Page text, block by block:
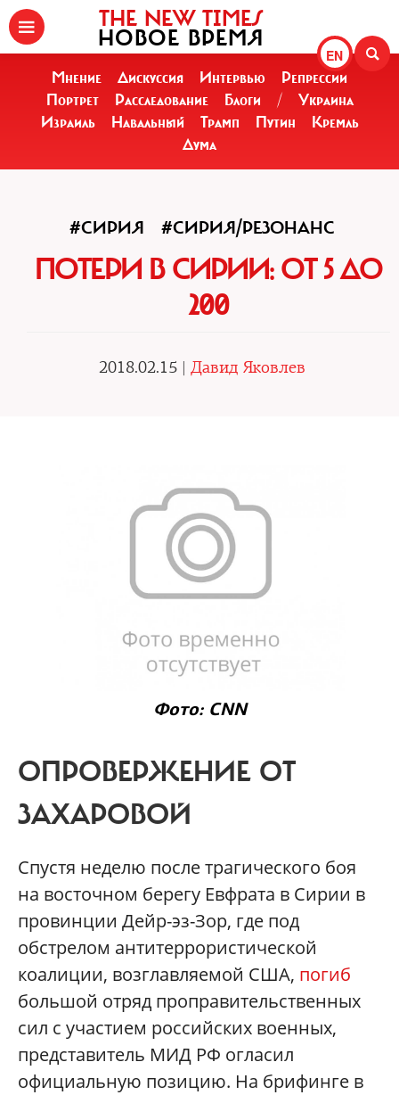
EN
THE NEW TIMES
НОВОЕ ВРЕМЯ
Мнение Дискуссия Интервью
Репрессии
Портрет
Расследование Блоги /
Украина
Израиль
Навальный Трамп Путин
Кремль
Дума
#СИРИЯ #СИРИЯ/РЕЗОНАНС
ПОТЕРИ В СИРИИ: ОТ 5 ДО
200
2018.02.15 | Давид Яковлев
Фото: CNN
ОПРОВЕРЖЕНИЕ ОТ
ЗАХАРОВОЙ
Спустя неделю после трагического боя
на восточном берегу Евфрата в Сирии в
провинции Дейр-эз-Зор, где под
обстрелом антитеррористической
коалиции, возглавляемой США, погиб
большой отряд проправительственных
сил с участием российских военных,
представитель МИД РФ огласил
официальную позицию. На брифинге в